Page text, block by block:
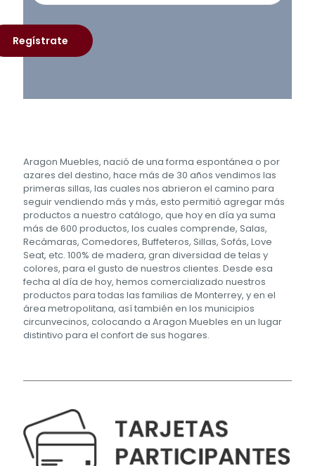
Aragon Muebles, nació de una forma espontánea o por
azares del destino, hace más de 30 años vendimos las
primeras sillas, las cuales nos abrieron el camino para
seguir vendiendo más y más, esto permitió agregar más
productos a nuestro catálogo, que hoy en día ya suma
más de 600 productos, los cuales comprende, Salas,
Recámaras, Comedores, Buffeteros, Sillas, Sofás, Love
Seat, etc. 100% de madera, gran diversidad de telas y
colores, para el gusto de nuestros clientes. Desde esa
fecha al día de hoy, hemos comercializado nuestros
productos para todas las familias de Monterrey, y en el
área metropolitana, así también en los municipios
circunvecinos, colocando a Aragon Muebles en un lugar
distintivo para el confort de sus hogares.